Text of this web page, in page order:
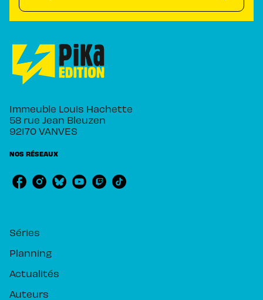
Immeuble Louis Hachette
58 rue Jean Bleuzen
92170 VANVES
NOS RÉSEAUX
Séries
Planning
Actualités
Auteurs